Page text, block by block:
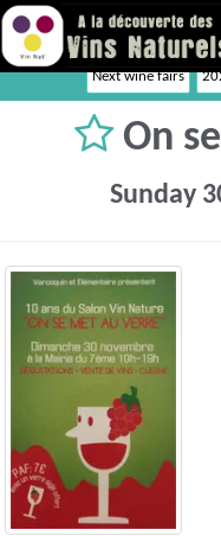
Next wine fairs
On
Sunday